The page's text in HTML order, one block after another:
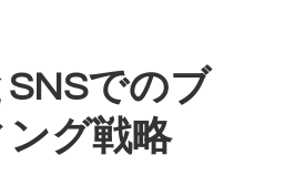
でのブ
グ戦略